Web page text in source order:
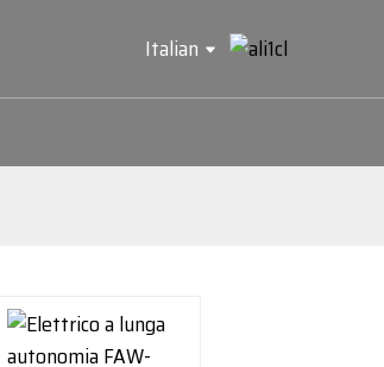
Italian